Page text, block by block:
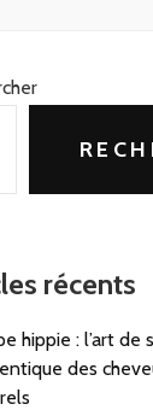
récents
hippie : l’art de
des